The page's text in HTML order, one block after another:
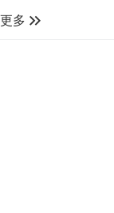
更多